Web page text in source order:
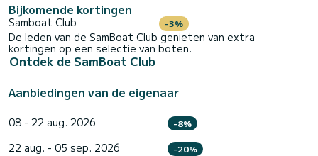
Bijkomende kortingen
Samboat Club -3%
De leden van de SamBoat Club genieten van extra
kortingen op een selectie van boten.
Ontdek de SamBoat Club
Aanbiedingen van de eigenaar
08 - 22 aug. 2026 -8%
22 aug. - 05 sep. 2026 -20%